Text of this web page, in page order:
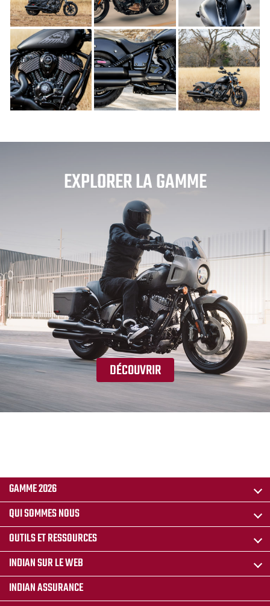
EXPLORER LA GAMME
DÉCOUVRIR
GAMME 2026
QUI SOMMES NOUS
OUTILS ET RESSOURCES
INDIAN SUR LE WEB
INDIAN ASSURANCE